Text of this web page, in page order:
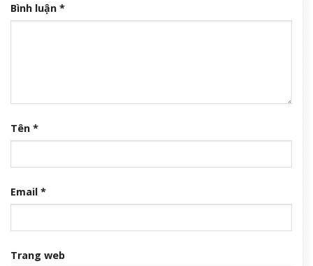
Bình luận *
Tên *
Email *
Trang web